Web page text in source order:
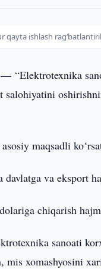
qayta ishlash
—“Elektrotexnika
salohiyatini
maqsadli
davlatga va eksport
chiqarish
sanoati
mis xomashyosini